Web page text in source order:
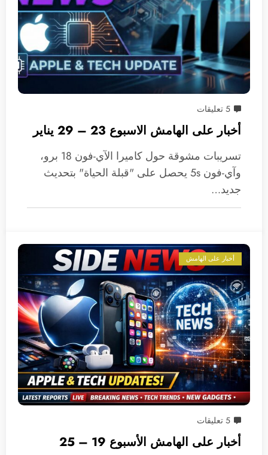
5 تعليقات
أخبار على الهامش الاسبوع 23 – 29 يناير
تسريبات مشوقة حول كاميرا الآي-فون 18 برو،
وآي-فون 5s يحصل على "قبلة الحياة" بتحديث
جديد…
أخبار على الهامش
5 تعليقات
أخبار على الهامش الأسبوع 19 – 25